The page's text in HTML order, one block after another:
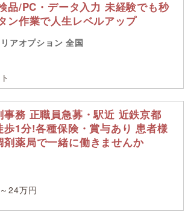
品/PC・データ入力 未経験でも秒
ン作業で人生レベルアップ
アオプション 全国
事務 正職員急募・駅近 近鉄京都
歩1分!各種保険・賞与あり 患者様
剤薬局で一緒に働きませんか
24万円